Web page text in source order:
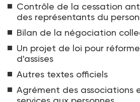
Contrôle de la cessation
des représentants du
Bilan de la négociation
Un projet de loi pour
d'assises
Autres textes officiels
Agrément des associations